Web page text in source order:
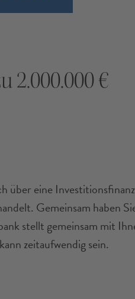
2.000.000 €
über eine
Gemeinsam haben
stellt gemeinsam mit
zeitaufwendig sein.